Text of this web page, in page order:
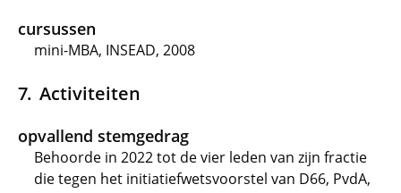
cursussen
mini-MBA, INSEAD, 2008
Activiteiten
opvallend stemgedrag
Behoorde in 2022 tot de vier leden van zijn fractie
die tegen het initiatiefwetsvoorstel van D66, PvdA,